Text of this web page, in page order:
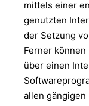
mittels einer
genutzten
der Setzung
Ferner
über einen
allen